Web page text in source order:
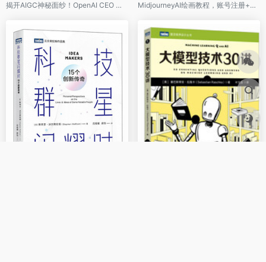
揭开AIGC神秘面纱！OpenAI CEO 山姆·阿尔特曼（Sam Altman）强烈推荐！ MidjourneyAI绘画教程，账号注册+参数指令+进阶操作，覆盖卡通、海报、表情包、故事绘本等多种创作领域，打破创作瓶颈，人人都是"艺术家"。